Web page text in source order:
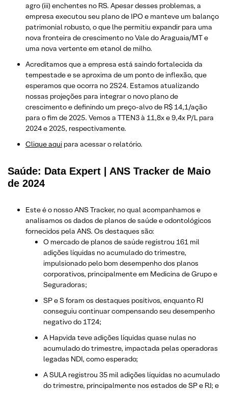
agro (iii) enchentes no RS. Apesar desses problemas, a
empresa executou seu plano de IPO e manteve um balanço
patrimonial robusto, o que lhe permitiu expandir para uma
nova fronteira de crescimento no Vale do Araguaia/MT e
uma nova vertente em etanol de milho.
Acreditamos que a empresa está saindo fortalecida da
tempestade e se aproxima de um ponto de inflexão, que
esperamos que ocorra no 2S24. Estamos atualizando
nossas projeções para integrar o novo plano de
crescimento e definindo um preço-alvo de R$ 14,1/ação
para o fim de 2025. Vemos a TTEN3 à 11,8x e 9,4x P/L para
2024 e 2025, respectivamente.
Clique aqui para acessar o relatório.
Saúde: Data Expert | ANS Tracker de Maio
de 2024
Este é o nosso ANS Tracker, no qual acompanhamos e
analisamos os dados de planos de saúde e odontológicos
fornecidos pela ANS. Os destaques são:
O mercado de planos de saúde registrou 161 mil
adições líquidas no acumulado do trimestre,
impulsionado pelo bom desempenho dos planos
corporativos, principalmente em Medicina de Grupo e
Seguradoras;
SP e S foram os destaques positivos, enquanto RJ
conseguiu continuar compensando seu desempenho
negativo do 1T24;
A Hapvida teve adições líquidas quase nulas no
acumulado do trimestre, impactada pelas operadoras
legadas NDI, como esperado;
A SULA registrou 35 mil adições líquidas no acumulado
do trimestre, principalmente nos estados de SP e RJ; e